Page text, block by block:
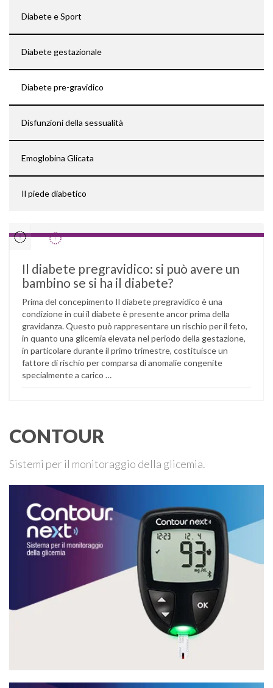
Diabete e Sport
Diabete gestazionale
Diabete pre-gravidico
Disfunzioni della sessualità
Emoglobina Glicata
Il piede diabetico
Il diabete pregravidico: si può avere un
bambino se si ha il diabete?
Prima del concepimento Il diabete pregravidico è una
condizione in cui il diabete è presente ancor prima della
gravidanza. Questo può rappresentare un rischio per il feto,
in quanto una glicemia elevata nel periodo della gestazione,
in particolare durante il primo trimestre, costituisce un
fattore di rischio per comparsa di anomalie congenite
specialmente a carico …
CONTOUR
Sistemi per il monitoraggio della glicemia.